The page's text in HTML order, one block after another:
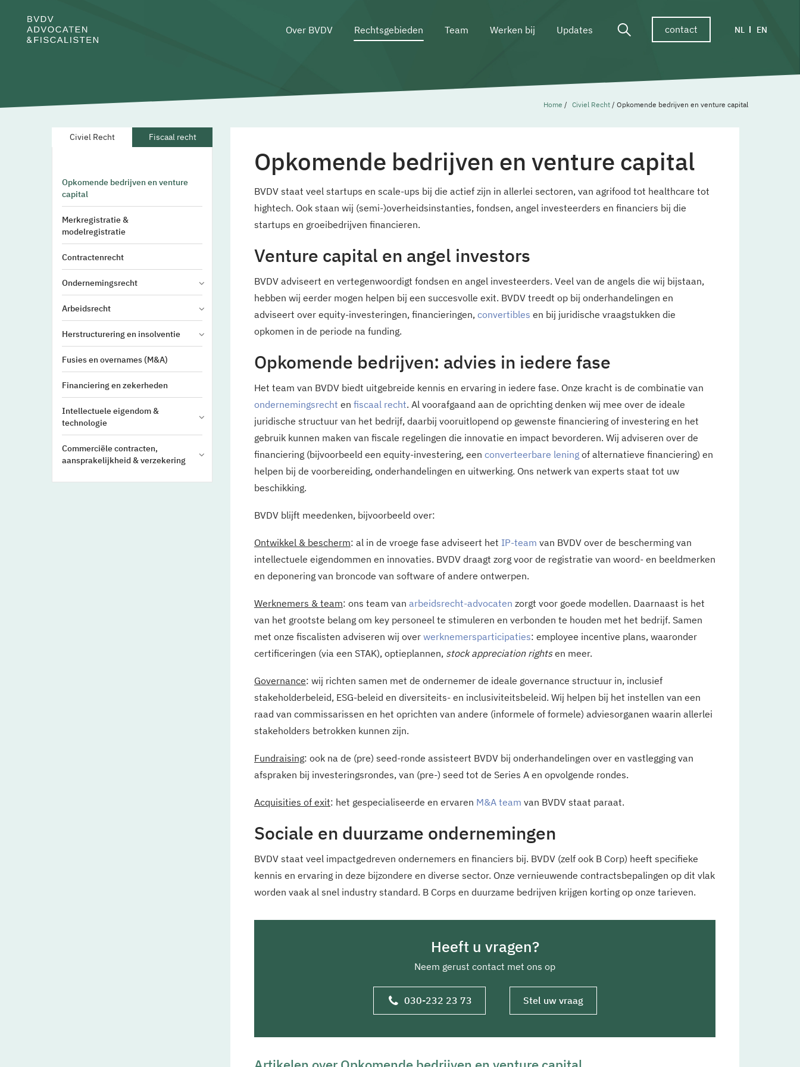
contact
Over BVDV Rechtsgebieden Team Werken bij Updates NL EN
Home / Civiel Recht / Opkomende bedrijven en venture capital
Civiel Recht Fiscaal recht
Opkomende bedrijven en venture
capital
Merkregistratie &
modelregistratie
Contractenrecht
Ondernemingsrecht
Arbeidsrecht
Herstructurering en insolventie
Fusies en overnames (M&A)
Financiering en zekerheden
Intellectuele eigendom &
technologie
Commerciële contracten,
aansprakelijkheid & verzekering
Opkomende bedrijven en venture capital
BVDV staat veel startups en scale-ups bij die actief zijn in allerlei sectoren, van agrifood tot healthcare tot
hightech. Ook staan wij (semi-)overheidsinstanties, fondsen, angel investeerders en financiers bij die
startups en groeibedrijven financieren.
Venture capital en angel investors
BVDV adviseert en vertegenwoordigt fondsen en angel investeerders. Veel van de angels die wij bijstaan,
hebben wij eerder mogen helpen bij een succesvolle exit. BVDV treedt op bij onderhandelingen en
adviseert over equity-investeringen, financieringen, convertibles en bij juridische vraagstukken die
opkomen in de periode na funding.
Opkomende bedrijven: advies in iedere fase
Het team van BVDV biedt uitgebreide kennis en ervaring in iedere fase. Onze kracht is de combinatie van
ondernemingsrecht en fiscaal recht. Al voorafgaand aan de oprichting denken wij mee over de ideale
juridische structuur van het bedrijf, daarbij vooruitlopend op gewenste financiering of investering en het
gebruik kunnen maken van fiscale regelingen die innovatie en impact bevorderen. Wij adviseren over de
financiering (bijvoorbeeld een equity-investering, een converteerbare lening of alternatieve financiering) en
helpen bij de voorbereiding, onderhandelingen en uitwerking. Ons netwerk van experts staat tot uw
beschikking.
BVDV blijft meedenken, bijvoorbeeld over:
Ontwikkel & bescherm: al in de vroege fase adviseert het IP-team van BVDV over de bescherming van
intellectuele eigendommen en innovaties. BVDV draagt zorg voor de registratie van woord- en beeldmerken
en deponering van broncode van software of andere ontwerpen.
Werknemers & team: ons team van arbeidsrecht-advocaten zorgt voor goede modellen. Daarnaast is het
van het grootste belang om key personeel te stimuleren en verbonden te houden met het bedrijf. Samen
met onze fiscalisten adviseren wij over werknemersparticipaties: employee incentive plans, waaronder
certificeringen (via een STAK), optieplannen, stock appreciation rightsen meer.
Governance: wij richten samen met de ondernemer de ideale governance structuur in, inclusief
stakeholderbeleid, ESG-beleid en diversiteits- en inclusiviteitsbeleid. Wij helpen bij het instellen van een
raad van commissarissen en het oprichten van andere (informele of formele) adviesorganen waarin allerlei
stakeholders betrokken kunnen zijn.
Fundraising: ook na de (pre) seed-ronde assisteert BVDV bij onderhandelingen over en vastlegging van
afspraken bij investeringsrondes, van (pre-) seed tot de Series A en opvolgende rondes.
Acquisities of exit: het gespecialiseerde en ervaren M&A team van BVDV staat paraat.
Sociale en duurzame ondernemingen
BVDV staat veel impactgedreven ondernemers en financiers bij. BVDV (zelf ook B Corp) heeft specifieke
kennis en ervaring in deze bijzondere en diverse sector. Onze vernieuwende contractsbepalingen op dit vlak
worden vaak al snel industry standard. B Corps en duurzame bedrijven krijgen korting op onze tarieven.
Heeft u vragen?
Neem gerust contact met ons op
030-232 23 73 Stel uw vraag